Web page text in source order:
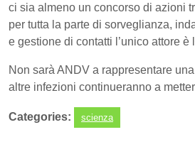
ci sia almeno un concorso di azioni
per tutta la parte di sorveglianza,
e gestione di contatti l’unico attore è
Non sarà ANDV a rappresentare
altre infezioni continueranno a
Categories: scienza